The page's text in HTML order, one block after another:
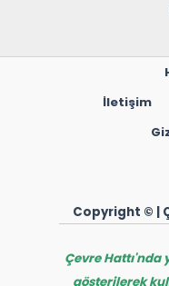
İletişim
Copyright © |
Çevre
gösterilerek